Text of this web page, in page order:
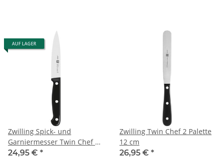
AUF LAGER
Zwilling Spick- und
Garniermesser Twin Chef 2
10 cm
24,95 € *
Zwilling Twin Chef 2 Palette
12 cm
26,95 € *